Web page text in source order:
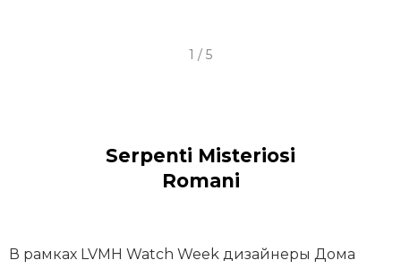
1 / 5
Serpenti Misteriosi
Romani
В рамках LVMH Watch Week дизайнеры Дома